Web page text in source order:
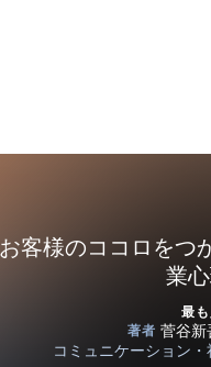
お客様のココロをつ
業
最